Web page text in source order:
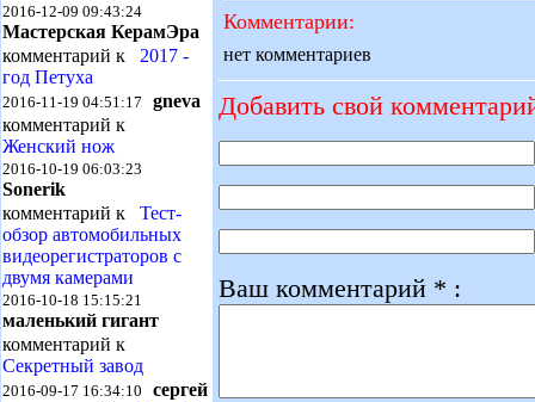
2016-12-09 09:43:24
Мастерская КерамЭра
комментарий к 2017 -
год Петуха
2016-11-19 04:51:17 gneva
комментарий к
Женский нож
2016-10-19 06:03:23
Sonerik
комментарий к Тест-
обзор автомобильных
видеорегистраторов с
двумя камерами
2016-10-18 15:15:21
маленький гигант
комментарий к
Секретный завод
2016-09-17 16:34:10 сергей
Комментарии:
нет комментариев
Добавить свой
Ваш комментарий * :